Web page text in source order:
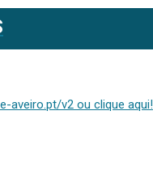
aveiro.pt/v2 ou clique aqui!